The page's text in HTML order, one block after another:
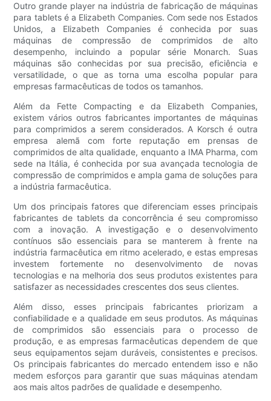
Outro grande player na indústria de fabricação de máquinas
para tablets é a Elizabeth Companies. Com sede nos Estados
Unidos, a Elizabeth Companies é conhecida por suas
máquinas de compressão de comprimidos de alto
desempenho, incluindo a popular série Monarch. Suas
máquinas são conhecidas por sua precisão, eficiência e
versatilidade, o que as torna uma escolha popular para
empresas farmacêuticas de todos os tamanhos.
Além da Fette Compacting e da Elizabeth Companies,
existem vários outros fabricantes importantes de máquinas
para comprimidos a serem considerados. A Korsch é outra
empresa alemã com forte reputação em prensas de
comprimidos de alta qualidade, enquanto a IMA Pharma, com
sede na Itália, é conhecida por sua avançada tecnologia de
compressão de comprimidos e ampla gama de soluções para
a indústria farmacêutica.
Um dos principais fatores que diferenciam esses principais
fabricantes de tablets da concorrência é seu compromisso
com a inovação. A investigação e o desenvolvimento
contínuos são essenciais para se manterem à frente na
indústria farmacêutica em ritmo acelerado, e estas empresas
investem fortemente no desenvolvimento de novas
tecnologias e na melhoria dos seus produtos existentes para
satisfazer as necessidades crescentes dos seus clientes.
Além disso, esses principais fabricantes priorizam a
confiabilidade e a qualidade em seus produtos. As máquinas
de comprimidos são essenciais para o processo de
produção, e as empresas farmacêuticas dependem de que
seus equipamentos sejam duráveis, consistentes e precisos.
Os principais fabricantes do mercado entendem isso e não
medem esforços para garantir que suas máquinas atendam
aos mais altos padrões de qualidade e desempenho.